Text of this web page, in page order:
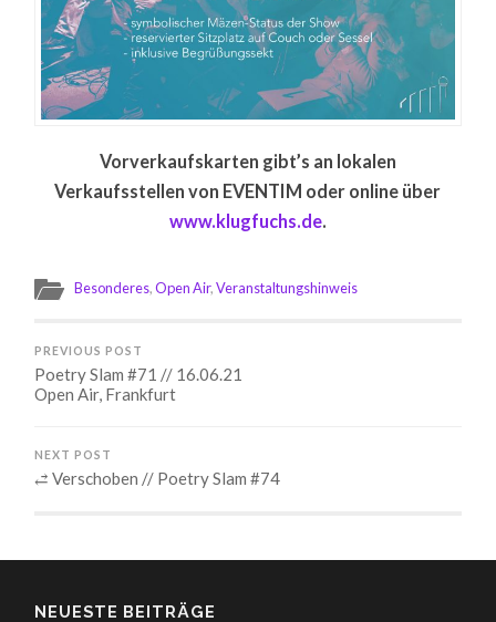
Vorverkaufskarten gibt’s an lokalen
Verkaufsstellen von EVENTIM oder online über
www.klugfuchs.de.
Besonderes,Open Air,Veranstaltungshinweis
PREVIOUS POST
Poetry Slam #71 // 16.06.21
Open Air, Frankfurt
NEXT POST
⥄ Verschoben // Poetry Slam #74
NEUESTE BEITRÄGE